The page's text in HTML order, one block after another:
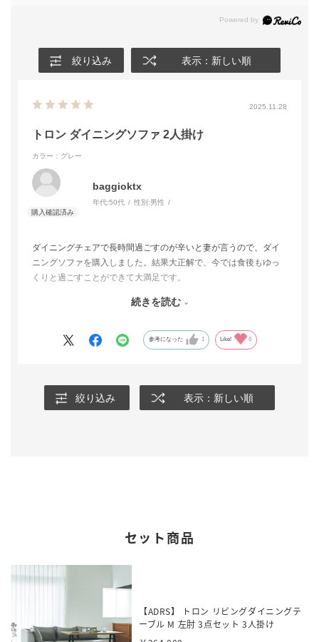
絞り込み 表示：新しい順
2025.11.28
トロン ダイニングソファ 2人掛け
カラー：グレー
baggioktx
年代:50代 性別:男性
ダイニングチェアで長時間過ごすのが辛いと妻が言うので、ダイ
ニングソファを購入しました。結果大正解で、今では食後もゆっ
くりと過ごすことができて大満足です。
なることもありませんし快適です。
また、今回配送の時期や時間も希望を聞いていただき、設置まで
きれいにしていただいたので助かりました。
続きを読む
参考になった 1 Like! 0
絞り込み 表示：新しい順
セット商品
【ADRS】 トロン リビングダイニングテ
ーブル M 左肘 3点セット 3人掛け